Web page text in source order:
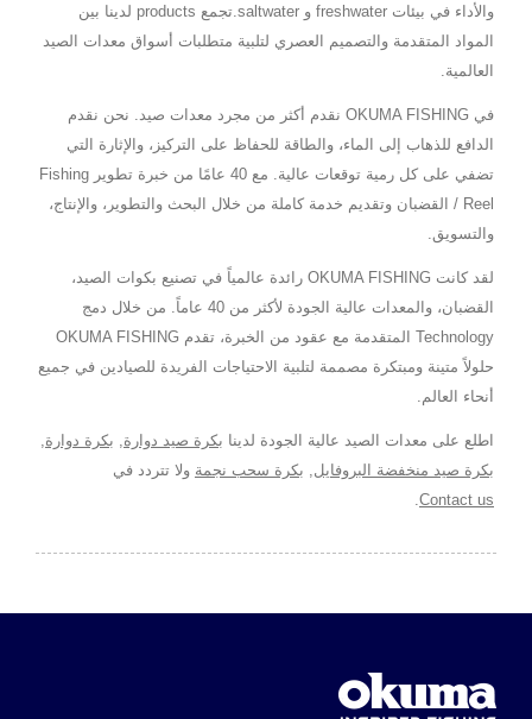
والأداء في بيئات freshwater و saltwater.تجمع products لدينا بين
المواد المتقدمة والتصميم العصري لتلبية متطلبات أسواق معدات الصيد
العالمية.
في OKUMA FISHING نقدم أكثر من مجرد معدات صيد. نحن نقدم
الدافع للذهاب إلى الماء، والطاقة للحفاظ على التركيز، والإثارة التي
تضفي على كل رمية توقعات عالية. مع 40 عامًا من خبرة تطوير Fishing
Reel / القضبان وتقديم خدمة كاملة من خلال البحث والتطوير، والإنتاج،
والتسويق.
لقد كانت OKUMA FISHING رائدة عالمياً في تصنيع بكوات الصيد،
القضبان، والمعدات عالية الجودة لأكثر من 40 عاماً. من خلال دمج
Technology المتقدمة مع عقود من الخبرة، تقدم OKUMA FISHING
حلولاً متينة ومبتكرة مصممة لتلبية الاحتياجات الفريدة للصيادين في جميع
أنحاء العالم.
اطلع على معدات الصيد عالية الجودة لدينا بكرة صيد دوارة بكرة دوارة
بكرة صيد منخفضة البروفايل
بكرة سحب نجمة ولا تتردد في
Contact us